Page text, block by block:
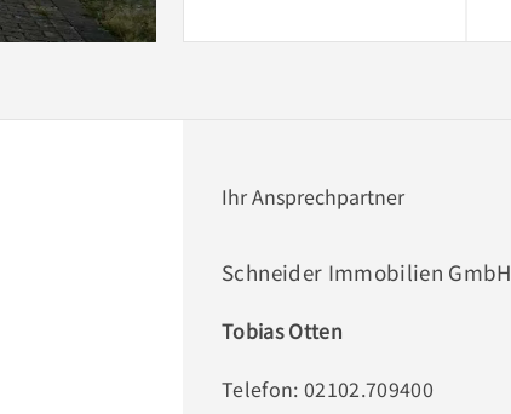
Ihr Ansprechpartner
Schneider Immobilien GmbH
Tobias Otten
Telefon: 02102.709400